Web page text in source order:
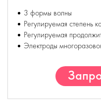
3 формы волны
Регулируемая степень
Регулируемая
Электроды